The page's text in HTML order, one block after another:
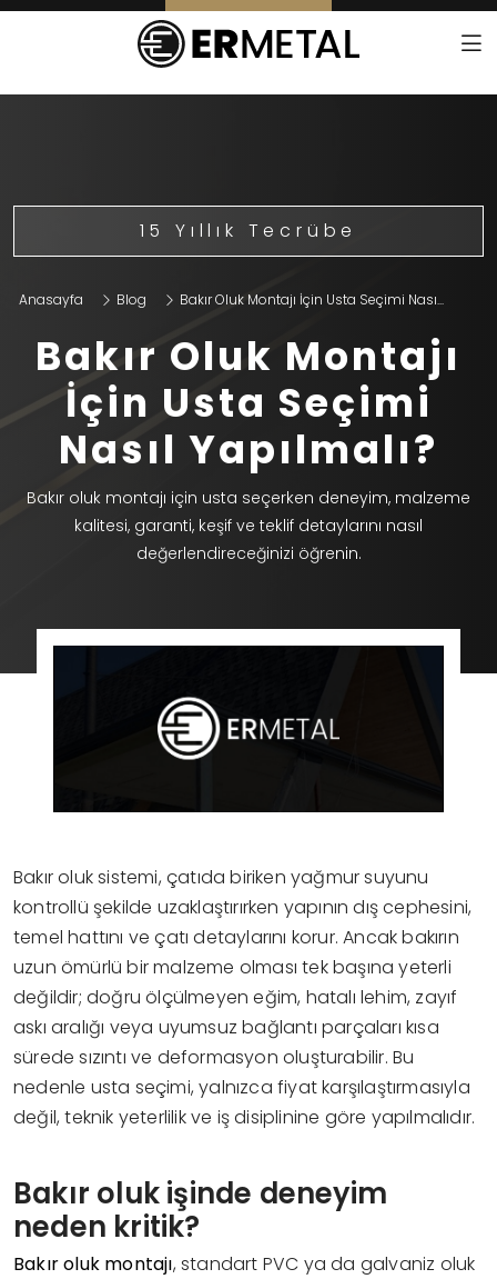
15 Yıllık Tecrübe
Anasayfa Blog Bakır Oluk Montajı İçin Usta Seçimi Nası...
Bakır Oluk Montajı
İçin Usta Seçimi
Nasıl Yapılmalı?
Bakır oluk montajı için usta seçerken deneyim, malzeme
kalitesi, garanti, keşif ve teklif detaylarını nasıl
değerlendireceğinizi öğrenin.
Bakır oluk sistemi, çatıda biriken yağmur suyunu
kontrollü şekilde uzaklaştırırken yapının dış cephesini,
temel hattını ve çatı detaylarını korur. Ancak bakırın
uzun ömürlü bir malzeme olması tek başına yeterli
değildir; doğru ölçülmeyen eğim, hatalı lehim, zayıf
askı aralığı veya uyumsuz bağlantı parçaları kısa
sürede sızıntı ve deformasyon oluşturabilir. Bu
nedenle usta seçimi, yalnızca fiyat karşılaştırmasıyla
değil, teknik yeterlilik ve iş disiplinine göre yapılmalıdır.
Bakır oluk işinde deneyim
neden kritik?
Bakır oluk montajı, standart PVC ya da galvaniz oluk